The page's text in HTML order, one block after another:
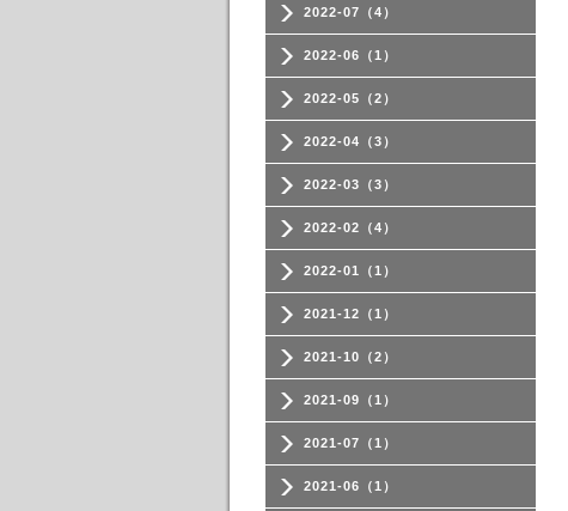
2022-07（4）
2022-06（1）
2022-05（2）
2022-04（3）
2022-03（3）
2022-02（4）
2022-01（1）
2021-12（1）
2021-10（2）
2021-09（1）
2021-07（1）
2021-06（1）